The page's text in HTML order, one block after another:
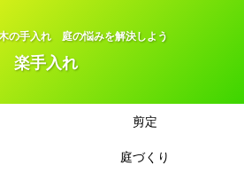
の手入れ 庭の悩みを解決しよう
楽手入れ
剪定
庭づくり